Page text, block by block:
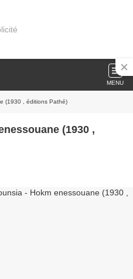
MENU
(1930 , éditions Pathé)
(1930 ,